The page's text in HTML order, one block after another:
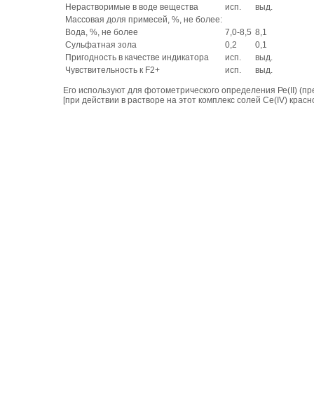
Нерастворимые в воде вещества
исп.
выд.
Массовая доля примесей, %, не более:
Вода, %, не более
7,0-8,5 8,1
Сульфатная зола
0,2
0,1
Пригодность в качестве индикатора
исп.
выд.
Чувствительность к F2+
исп. выд.
Его используют для фотометрического определения Ре(II)
[при действии в растворе на этот комплекс солей Ce(IV)